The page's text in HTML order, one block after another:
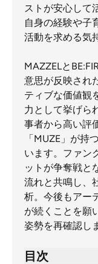
ストが安心して
自身の経験や子
活動を求める気
MAZZELと
意思が反映され
ティブな価値観
力として挙げら
事者から高い評
「MUZE」が持
います。ファン
ットが争奪戦と
流れと共鳴し、
析。今後もアー
が続くことを願
姿勢を再確認し
目次